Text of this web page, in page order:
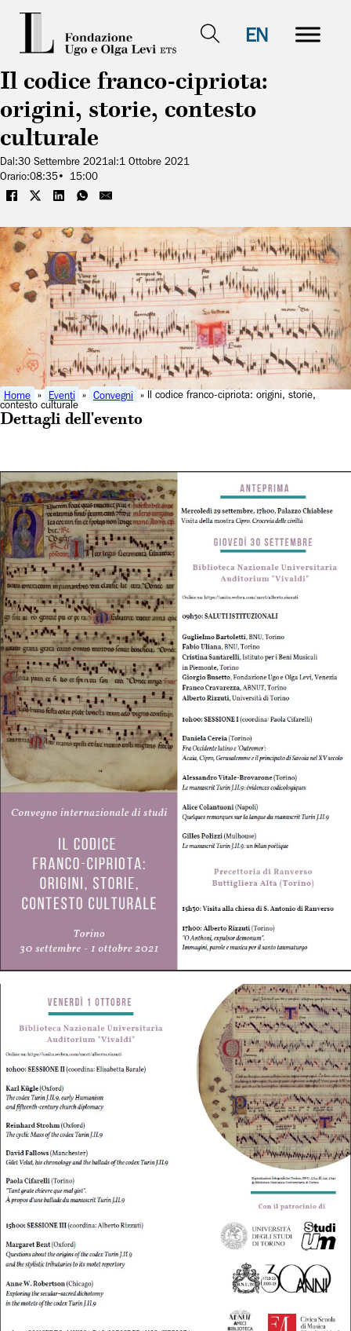
EN
Il codice franco-cipriota:
origini, storie, contesto
culturale
Dal:30 Settembre 2021al:1 Ottobre 2021
Orario:08:35 15:00
Home » Eventi » Convegni
» Il codice franco-cipriota: origini, storie,
contesto culturale
Dettagli dell'evento